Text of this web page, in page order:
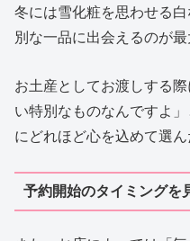
冬には雪化粧を思わせる
別な一品に出会えるのが
お土産としてお渡しする
い特別なものなんですよ
にどれほど心を込めて選ん
予約開始のタイミングを